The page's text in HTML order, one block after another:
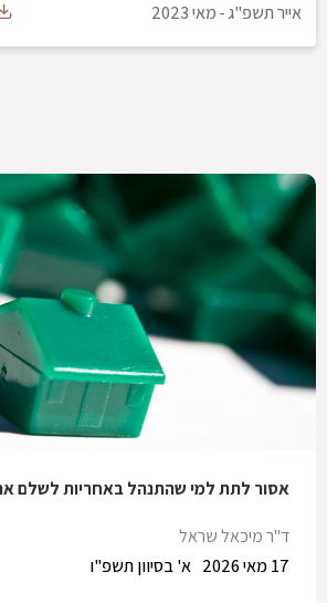
אייר תשפ"ג-מאי 2023
אסור לתת למי שהתנהל באחריות לשלם
ד"ר מיכאל שראל
א' בסיוון תשפ"ו
17 מאי 2026